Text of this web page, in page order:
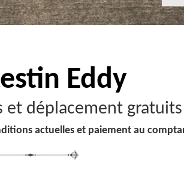
Eddy
et déplacement gratuits
actuelles et paiement au